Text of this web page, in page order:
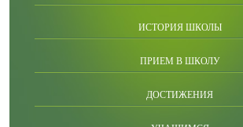
ИСТОРИЯ ШКОЛЫ
ПРИЕМ В ШКОЛУ
ДОСТИЖЕНИЯ